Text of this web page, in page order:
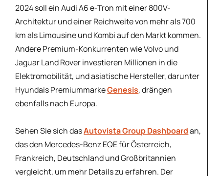
2024 soll ein Audi A6 e-Tron mit einer 800V-
Architektur und einer Reichweite von mehr als 700
km als Limousine und Kombi auf den Markt kommen.
Andere Premium-Konkurrenten wie Volvo und
Jaguar Land Rover investieren Millionen in die
Elektromobilität, und asiatische Hersteller, darunter
Hyundais PremiummarkeGenesis, drängen
ebenfalls nach Europa.
Sehen Sie sich dasAutovista Group Dashboardan,
das den Mercedes-Benz EQE für Österreich,
Frankreich, Deutschland und Großbritannien
vergleicht, um mehr Details zu erfahren. Der